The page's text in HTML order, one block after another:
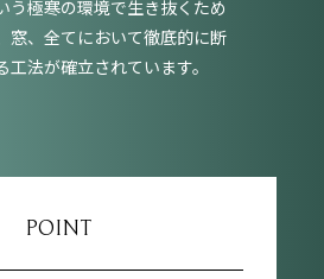
極寒の環境で生き抜くため
窓、全てにおいて徹底的に断
法が確立されています。
POINT